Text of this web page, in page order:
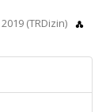
(TRDizin)